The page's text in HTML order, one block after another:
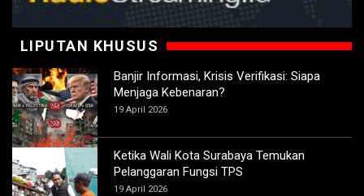
LIPUTAN KHUSUS
Banjir Informasi, Krisis Verifikasi: Siapa
Menjaga Kebenaran?
19 April 2026
Ketika Wali Kota Surabaya Temukan
Pelanggaran Fungsi TPS
19 April 2026